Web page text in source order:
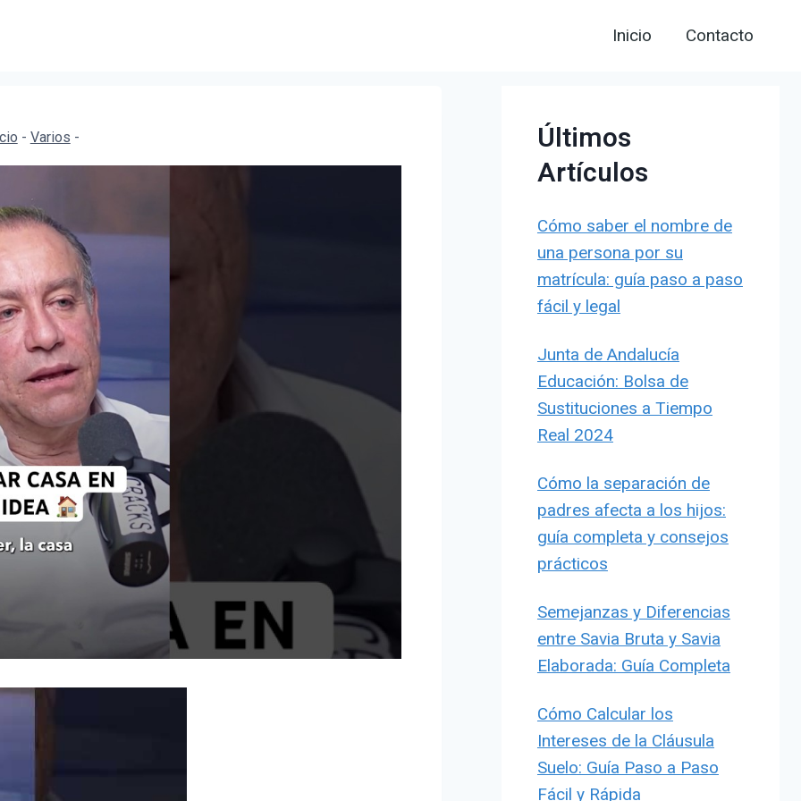
Inicio Contacto
- Varios -
Últimos
Artículos
Cómo saber el nombre de
una persona por su
matrícula: guía paso a paso
fácil y legal
Junta de Andalucía
Educación: Bolsa de
Sustituciones a Tiempo
Real 2024
Cómo la separación de
padres afecta a los hijos:
guía completa y consejos
prácticos
Semejanzas y Diferencias
entre Savia Bruta y Savia
Elaborada: Guía Completa
Cómo Calcular los
Intereses de la Cláusula
Suelo: Guía Paso a Paso
Fácil y Rápida